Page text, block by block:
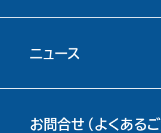
ニュース
お問合せ（よくあるご